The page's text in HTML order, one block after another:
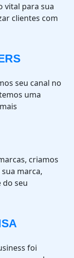
vital para sua
clientes com
seu canal no
uma
criamos
marca,
do seu
foi